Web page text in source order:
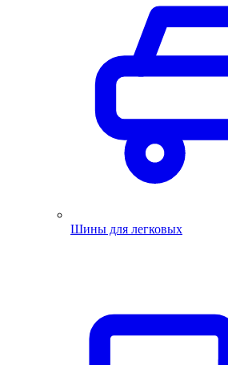
Шины для легковых